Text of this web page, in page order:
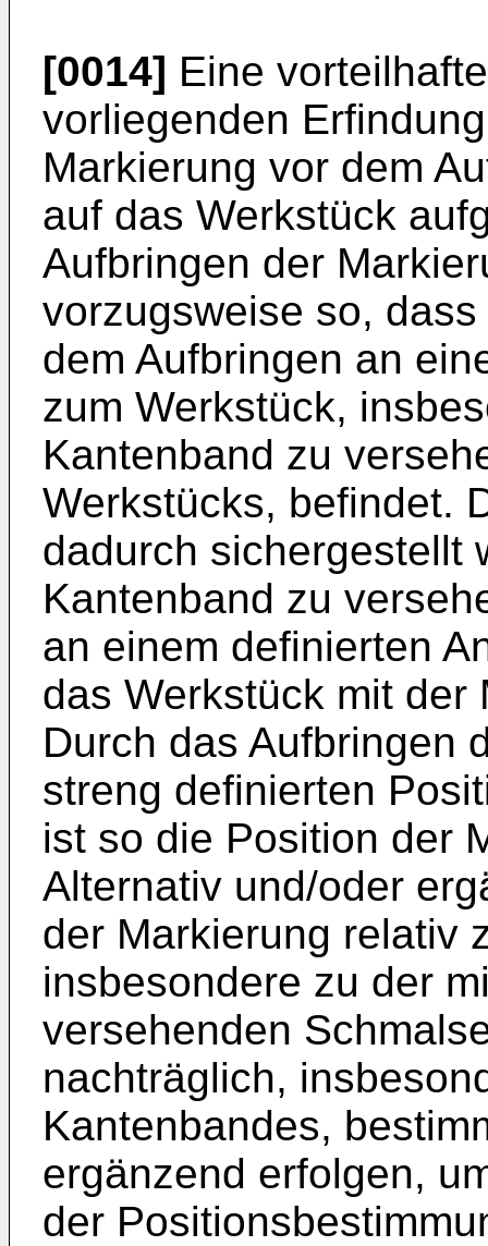
[0014] Eine
vorliegenden
Markierung vor dem
auf das Werkstück
Aufbringen der
vorzugsweise so,
dem Aufbringen an
zum Werkstück,
Kantenband zu
Werkstücks, befindet.
dadurch sichergestellt
Kantenband zu
an einem definierten
das Werkstück mit der
Durch das Aufbringen
streng definierten
ist so die Position der
Alternativ und/oder
der Markierung relativ
insbesondere zu der
versehenden
nachträglich,
Kantenbandes,
ergänzend erfolgen,
der